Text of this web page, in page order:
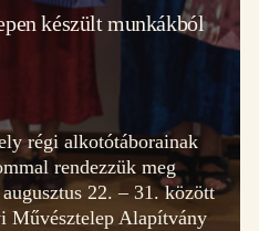
készült munkákból
régi alkotótáborainak
rendezzük meg
22. – 31. között
Művésztelep Alapítvány